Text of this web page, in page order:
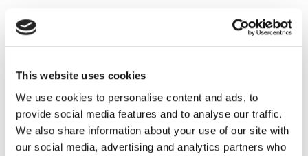
This website uses cookies
We use cookies to personalise content and ads, to
provide social media features and to analyse our traffic.
We also share information about your use of our site with
our social media, advertising and analytics partners who
Busca academias cercanas o que
ofrezcancursos de inglés en línea.
Infórmate si existen ayudas o becas para
estudiantes internacionales.